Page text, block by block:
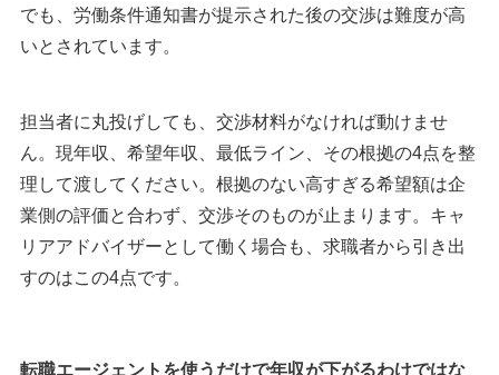
でも、労働条件通知書が提示された後の交渉は難度が高
いとされています。
担当者に丸投げしても、交渉材料がなければ動けませ
ん。現年収、希望年収、最低ライン、その根拠の4点を整
理して渡してください。根拠のない高すぎる希望額は企
業側の評価と合わず、交渉そのものが止まります。キャ
リアアドバイザーとして働く場合も、求職者から引き出
すのはこの4点です。
転職エージェントを使うだけで年収が下がるわけではな